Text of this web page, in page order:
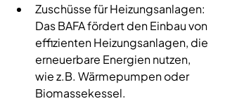
Zuschüsse für Heizungsanlagen:
Das BAFA fördert den Einbau von
effizienten Heizungsanlagen, die
erneuerbare Energien nutzen,
wie z.B. Wärmepumpen oder
Biomassekessel.